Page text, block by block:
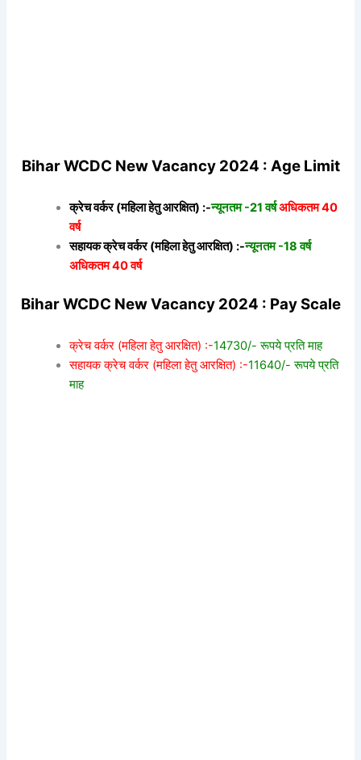
Bihar WCDC New Vacancy 2024 : Age Limit
क्रेच वर्कर (महिला हेतु आरक्षित) :-न्यूनतम -21 वर्षअधिकतम 40
वर्ष
सहायक क्रेच वर्कर (महिला हेतु आरक्षित) :-न्यूनतम -18 वर्ष
अधिकतम 40 वर्ष
Bihar WCDC New Vacancy 2024 : Pay Scale
क्रेच वर्कर (महिला हेतु आरक्षित) :-14730/- रूपये प्रति माह
सहायक क्रेच वर्कर (महिला हेतु आरक्षित) :-11640/- रूपये प्रति
माह